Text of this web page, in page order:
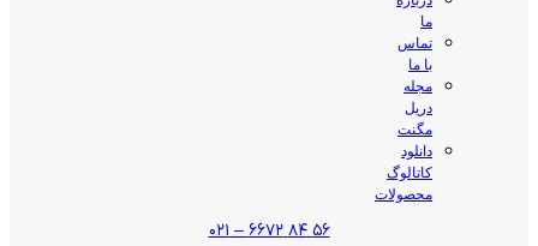
ما
تماس
با ما
مجله
دریل
مگنت
دانلود
کاتالوگ
محصولات
۵۶ ۸۴ ۶۶۷۲ – ۰۲۱